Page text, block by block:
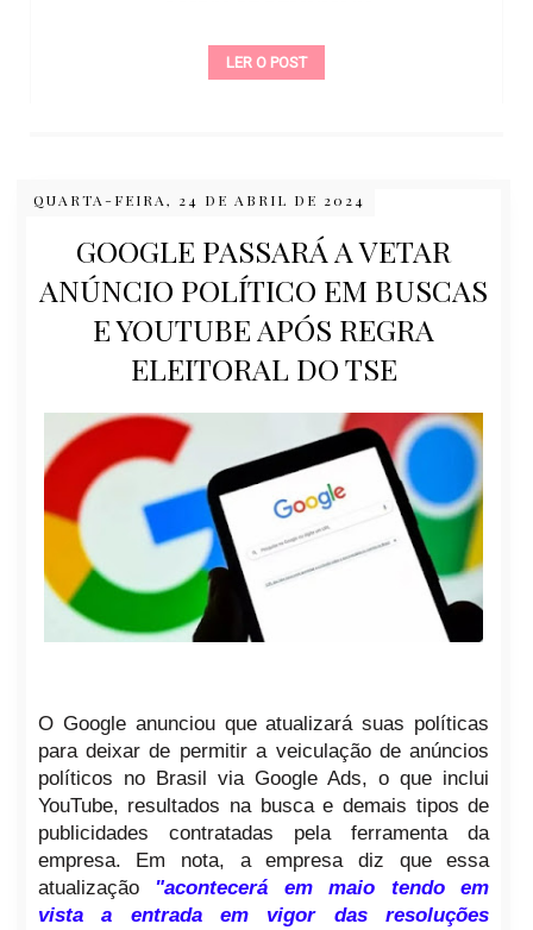
LER O POST
QUARTA-FEIRA, 24 DE ABRIL DE 2024
GOOGLE PASSARÁ A VETAR
ANÚNCIO POLÍTICO EM BUSCAS
E YOUTUBE APÓS REGRA
ELEITORAL DO TSE
O Google anunciou que atualizará suas políticas
para deixar de permitir a veiculação de anúncios
políticos no Brasil via Google Ads, o que inclui
YouTube, resultados na busca e demais tipos de
publicidades contratadas pela ferramenta da
empresa. Em nota, a empresa diz que essa
atualização "acontecerá em maio tendo em
vista a entrada em vigor das resoluções